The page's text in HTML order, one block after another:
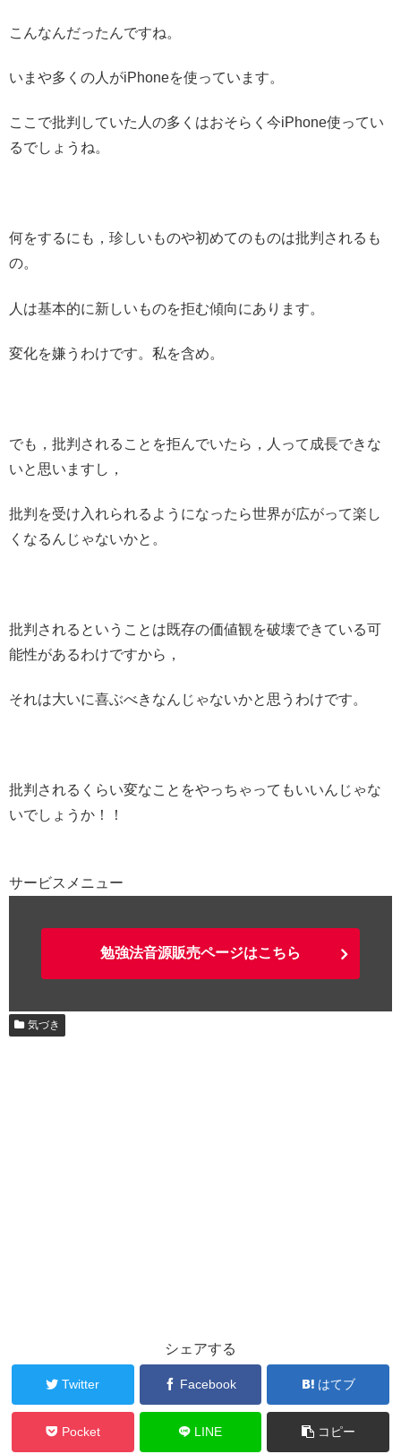
こんなんだったんですね。
いまや多くの人がiPhoneを使っています。
ここで批判していた人の多くはおそらく今iPhone使ってい
るでしょうね。
何をするにも，珍しいものや初めてのものは批判されるも
の。
人は基本的に新しいものを拒む傾向にあります。
変化を嫌うわけです。私を含め。
でも，批判されることを拒んでいたら，人って成長できな
いと思いますし，
批判を受け入れられるようになったら世界が広がって楽し
くなるんじゃないかと。
批判されるということは既存の価値観を破壊できている可
能性があるわけですから，
それは大いに喜ぶべきなんじゃないかと思うわけです。
批判されるくらい変なことをやっちゃってもいいんじゃな
いでしょうか！！
サービスメニュー
勉強法音源販売ページはこちら
気づき
シェアする
Twitter Facebook はてブ
Pocket LINE コピー